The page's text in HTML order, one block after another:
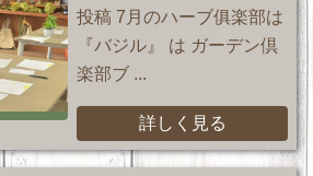
投稿 7月のハーブ俱楽部は
『バジル』 は ガーデン倶
楽部ブ ...
詳しく見る